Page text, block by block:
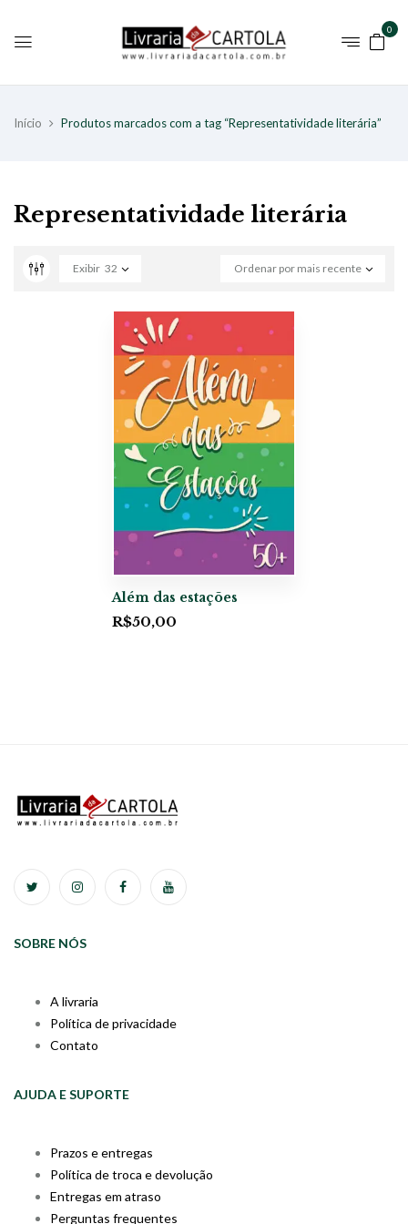
0
Início Produtos marcados com a tag “Representatividade literária”
Representatividade literária
Ordenar por mais recente
Exibir 32
Além das estações
R$50,00
SOBRE NÓS
A livraria
Política de privacidade
Contato
AJUDA E SUPORTE
Prazos e entregas
Política de troca e devolução
Entregas em atraso
Perguntas frequentes